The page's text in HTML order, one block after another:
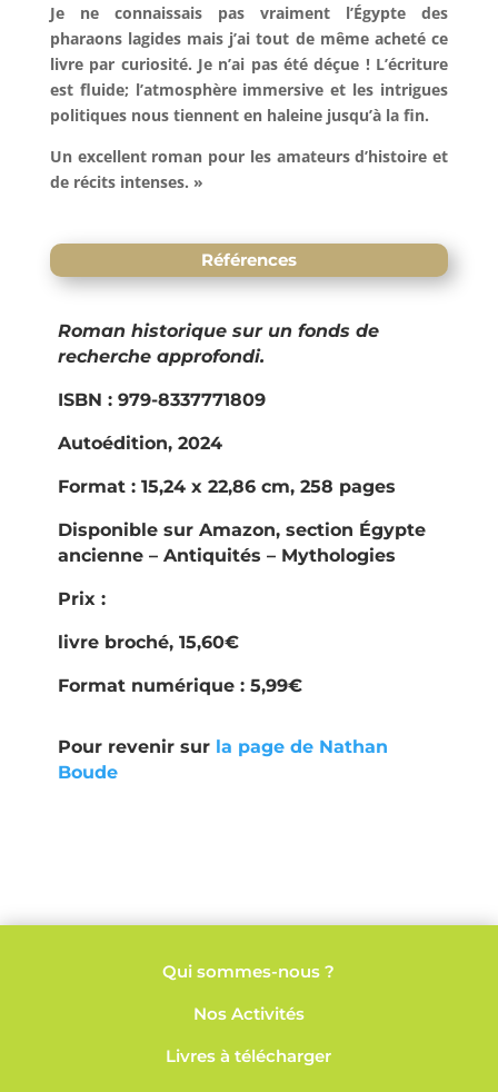
Je ne connaissais pas vraiment l’Égypte des
pharaons lagides mais j’ai tout de même acheté ce
livre par curiosité. Je n’ai pas été déçue ! L’écriture
est fluide; l’atmosphère immersive et les intrigues
politiques nous tiennent en haleine jusqu’à la fin.
Un excellent roman pour les amateurs d’histoire et
de récits intenses. »
Références
Roman historique sur un fonds de
recherche approfondi.
ISBN : 979-8337771809
Autoédition, 2024
Format : 15,24 x 22,86 cm, 258 pages
Disponible sur Amazon, section Égypte
ancienne – Antiquités – Mythologies
Prix :
livre broché, 15,60€
Format numérique : 5,99€
Pour revenir sur la page de Nathan
Boude
Qui sommes-nous ?
Nos Activités
Livres à télécharger